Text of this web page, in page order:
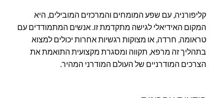
קליפורניה, עם שפע המומחים והמרכזים המובילים, היא
המקום האידיאלי לגישה מתקדמת זו. אנשים המתמודדים עם
טראומה, חרדה, או מצוקות רגשיות אחרות יכולים למצוא
בתהליך זה מרפא, תקווה ומסגרת מקצועית התואמת את
הצרכים המודרניים של העולם המודרני המהיר.